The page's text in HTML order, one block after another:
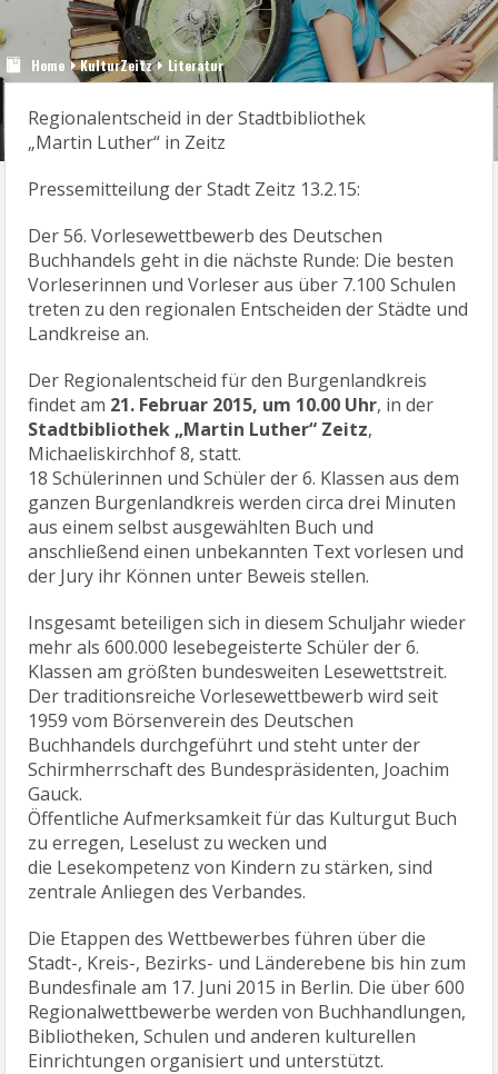
Home KulturZeitz Literatur
Regionalentscheid in der Stadtbibliothek
„Martin Luther“ in Zeitz
Pressemitteilung der Stadt Zeitz 13.2.15:
Der 56. Vorlesewettbewerb des Deutschen
Buchhandels geht in die nächste Runde: Die besten
Vorleserinnen und Vorleser aus über 7.100 Schulen
treten zu den regionalen Entscheiden der Städte und
Landkreise an.
Der Regionalentscheid für den Burgenlandkreis
findet am 21. Februar 2015, um 10.00 Uhr, in der
Stadtbibliothek „Martin Luther“ Zeitz,
Michaeliskirchhof 8, statt.
18 Schülerinnen und Schüler der 6. Klassen aus dem
ganzen Burgenlandkreis werden circa drei Minuten
aus einem selbst ausgewählten Buch und
anschließend einen unbekannten Text vorlesen und
der Jury ihr Können unter Beweis stellen.
Insgesamt beteiligen sich in diesem Schuljahr wieder
mehr als 600.000 lesebegeisterte Schüler der 6.
Klassen am größten bundesweiten Lesewettstreit.
Der traditionsreiche Vorlesewettbewerb wird seit
1959 vom Börsenverein des Deutschen
Buchhandels durchgeführt und steht unter der
Schirmherrschaft des Bundespräsidenten, Joachim
Gauck.
Öffentliche Aufmerksamkeit für das Kulturgut Buch
zu erregen, Leselust zu wecken und
die Lesekompetenz von Kindern zu stärken, sind
zentrale Anliegen des Verbandes.
Die Etappen des Wettbewerbes führen über die
Stadt-, Kreis-, Bezirks- und Länderebene bis hin zum
Bundesfinale am 17. Juni 2015 in Berlin. Die über 600
Regionalwettbewerbe werden von Buchhandlungen,
Bibliotheken, Schulen und anderen kulturellen
Einrichtungen organisiert und unterstützt.